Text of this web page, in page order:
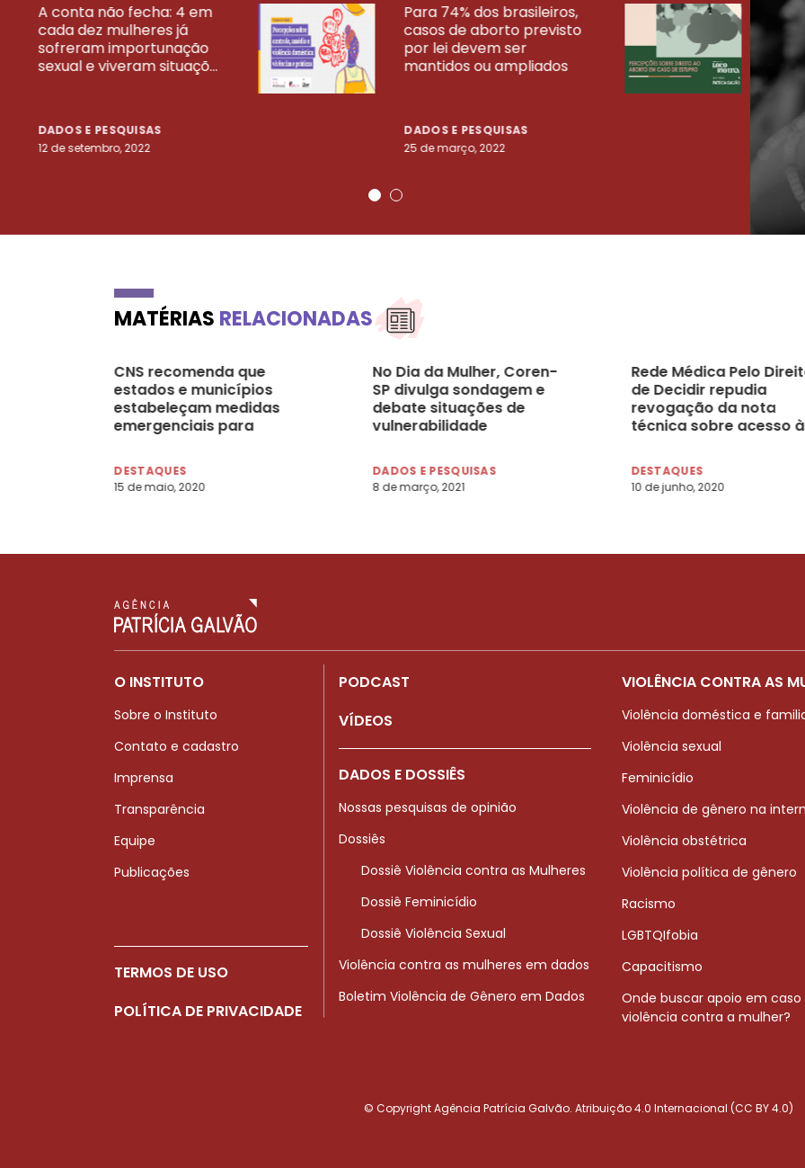
A conta não fecha: 4 em
cada dez mulheres já
sofreram importunação
sexual e viveram situaçõ...
DADOS E PESQUISAS
12 de setembro, 2022
Para 74% dos brasileiros,
casos de aborto previsto
por lei devem ser
mantidos ou ampliados
DADOS E PESQUISAS
25 de março, 2022
23
VEJA MAIS PESQUISAS
MATÉRIAS RELACIONADAS
CNS recomenda que
estados e municípios
estabeleçam medidas
emergenciais para
DESTAQUES
15 de maio, 2020
No Dia da Mulher, Coren-
SP divulga sondagem e
debate situações de
vulnerabilidade
DADOS E PESQUISAS
8 de março, 2021
Rede Médica Pelo
de Decidir repudia
revogação da nota
técnica sobre acesso à
pandemia
DESTAQUES
10 de junho, 2020
O INSTITUTO
Sobre o Instituto
Contato e cadastro
Imprensa
Transparência
Equipe
Publicações
TERMOS DE USO
POLÍTICA DE PRIVACIDADE
PODCAST
VÍDEOS
DADOS E DOSSIÊS
Nossas pesquisas de opinião
Dossiês
Dossiê Violência contra as Mulheres
Dossiê Feminicídio
Dossiê Violência Sexual
Violência contra as mulheres em dados
Boletim Violência de Gênero em Dados
VIOLÊNCIA CONTRA AS
Violência doméstica e
Violência sexual
Feminicídio
Violência de gênero na
Violência obstétrica
Violência política de gênero
Racismo
LGBTQIfobia
Capacitismo
Onde buscar apoio em caso
violência contra a mulher?
© Copyright Agência Patrícia Galvão. Atribuição 4.0 Internacional (CC BY 4.0)